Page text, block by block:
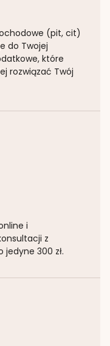
(pit, cit)
do Twojej
które
rozwiązać Twój
i
z
300 zł.